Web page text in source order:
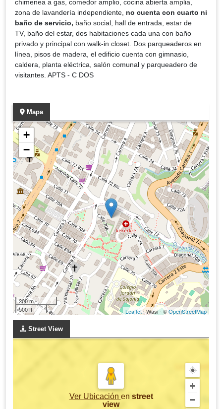
chimenea a gas, comedor amplio, cocina abierta amplia,
zona de lavandería independiente, no cuenta con cuarto ni
baño de servicio, baño social, hall de entrada, estar de
TV, baño del estar, dos habitaciones cada una con baño
privado y principal con walk-in closet. Dos parqueaderos en
línea, pisos de madera, el edificio cuenta con gimnasio,
caldera, planta eléctrica, salón comunal y parqueadero de
visitantes. APTS - C DOS
Mapa
+
−
200 m
500 ft
Leaflet| Wasi - ©OpenStreetMap
Street View
Ver Ubicación en street
view